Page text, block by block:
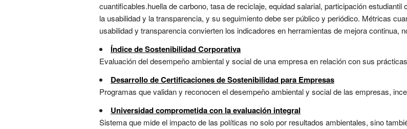
cuantificables.huella de carbono, tasa de reciclaje, equidad salarial, participación
la usabilidad y la transparencia, y su seguimiento debe ser público y periódico. Métricas
usabilidad y transparencia convierten los indicadores en herramientas de mejora continua,
Índice de Sostenibilidad Corporativa
Evaluación del desempeño ambiental y social de una empresa en relación con sus
Desarrollo de Certificaciones de Sostenibilidad para Empresas
Programas que validan y reconocen el desempeño ambiental y social de las empresas,
Universidad comprometida con la evaluación integral
Sistema que mide el impacto de las políticas no solo por resultados ambientales, sino